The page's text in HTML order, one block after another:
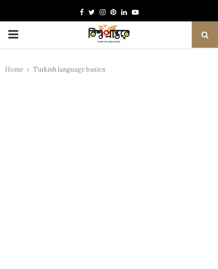
Facebook
TwitterInstagram
Pinterest
LinkedinYoutube
PRIMARY
Home Turkish language basics